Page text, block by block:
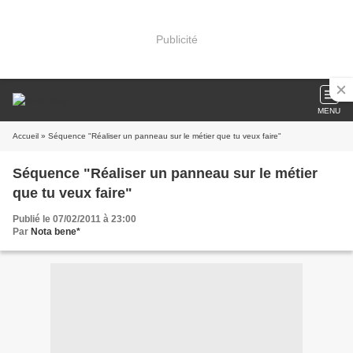
Publicité
MENU
Accueil » Séquence "Réaliser un panneau sur le métier que tu veux faire"
Séquence "Réaliser un panneau sur le métier
que tu veux faire"
Publié le 07/02/2011 à 23:00
Par Nota bene*